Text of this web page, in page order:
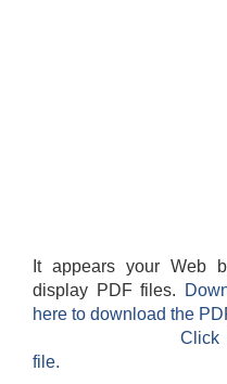
It appears your Web
display PDF files.
here to download the
Click
file.